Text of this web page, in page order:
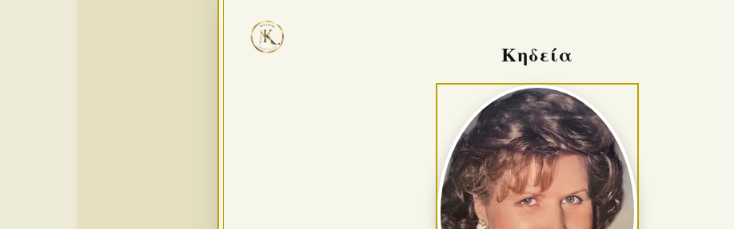
Κηδεία